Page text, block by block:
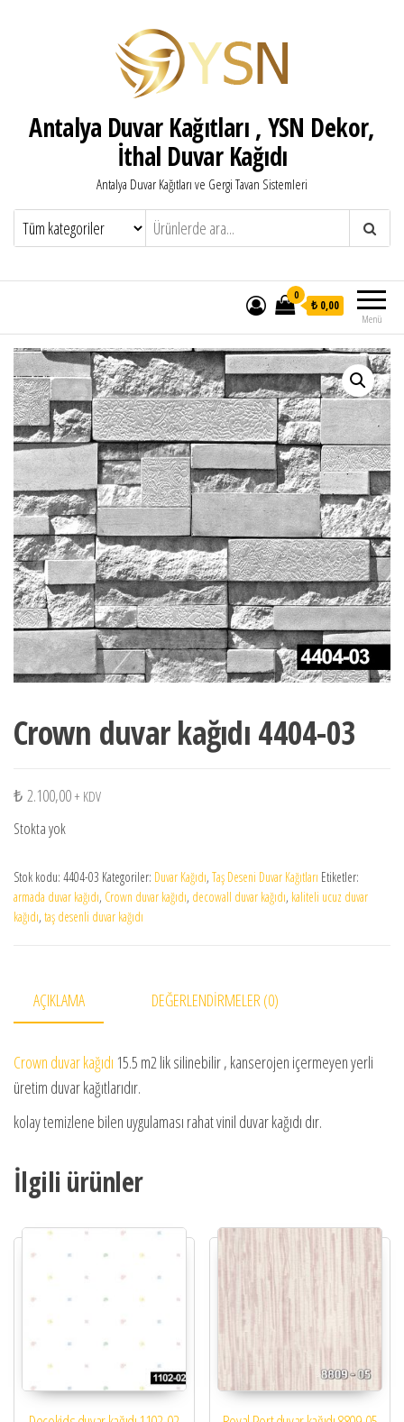
Antalya Duvar Kağıtları , YSN Dekor,
İthal Duvar Kağıdı
Antalya Duvar Kağıtları ve Gergi Tavan Sistemleri
Menü
0
₺ 0,00
Crown duvar kağıdı 4404-03
₺ 2.100,00 + KDV
Stokta yok
Stok kodu: 4404-03 Kategoriler: Duvar Kağıdı, Taş Deseni Duvar Kağıtları Etiketler:
armada duvar kağıdı, Crown duvar kağıdı, decowall duvar kağıdı, kaliteli ucuz duvar
kağıdı, taş desenli duvar kağıdı
AÇIKLAMA DEĞERLENDIRMELER (0)
Crown duvar kağıdı 15.5 m2 lik silinebilir , kanserojen içermeyen yerli
üretim duvar kağıtlarıdır.
kolay temizlene bilen uygulaması rahat vinil duvar kağıdı dır.
İlgili ürünler